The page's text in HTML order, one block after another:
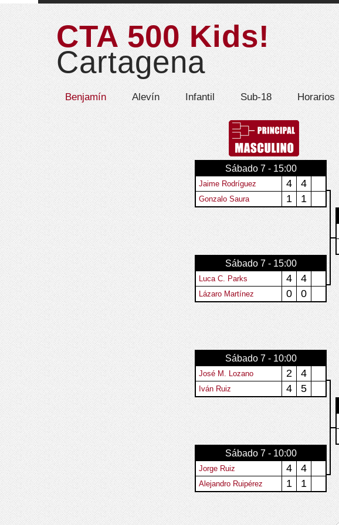
CTA 500 Kids!
Cartagena
Benjamín Alevín Infantil Sub-18 Horarios
Sábado 7 - 15:00
Jaime Rodríguez 4 4
Gonzalo Saura 1 1
Sábado 7 - 15:00
Luca C. Parks 4 4
Lázaro Martínez 0 0
Sábado 7 - 10:00
José M. Lozano 2 4
Iván Ruiz 4 5
Sábado 7 - 10:00
Jorge Ruiz 4 4
Alejandro Ruipérez 1 1